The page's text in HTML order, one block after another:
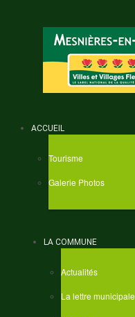
ACCUEIL
Tourisme
Galerie Photos
LA COMMUNE
Actualités
La lettre municipale